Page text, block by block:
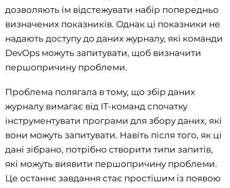
дозволяють їм відстежувати набір попередньо
визначених показників. Однак ці показники не
надають доступу до даних журналу, які команди
DevOps можуть запитувати, щоб визначити
першопричину проблеми.
Проблема полягала в тому, що збір даних
журналу вимагає від ІТ-команд спочатку
інструментувати програми для збору даних, які
вони можуть запитувати. Навіть після того, як ці
дані зібрано, потрібно створити типи запитів,
які можуть виявити першопричину проблеми.
Це останнє завдання стає простішим із появою